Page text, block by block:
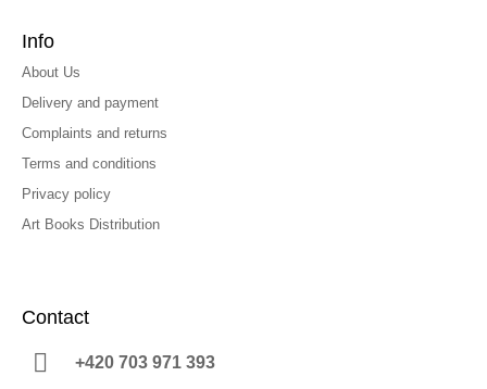
Info
About Us
Delivery and payment
Complaints and returns
Terms and conditions
Privacy policy
Art Books Distribution
Contact
+420 703 971 393